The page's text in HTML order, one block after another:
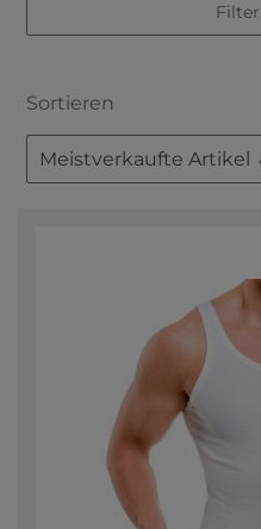
Sortieren